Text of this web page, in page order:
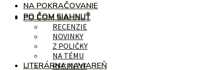
PO ČOM SIAHNUŤ
RECENZIE
NA POKRAČOVANIE
PO ČOM SIAHNUŤ
RECENZIE
NOVINKY
Z POLIČKY
NA TÉMU
LITERÁRNA KAVIAREŇ